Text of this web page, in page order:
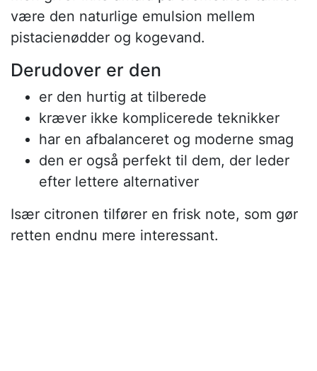
være den naturlige emulsion mellem
pistacienødder og kogevand.
Derudover er den
er den hurtig at tilberede
kræver ikke komplicerede teknikker
har en afbalanceret og moderne smag
den er også perfekt til dem, der leder
efter lettere alternativer
Især citronen tilfører en frisk note, som gør
retten endnu mere interessant.